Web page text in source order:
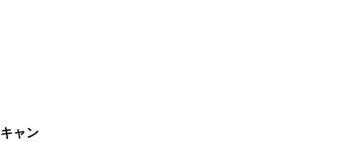
ャン